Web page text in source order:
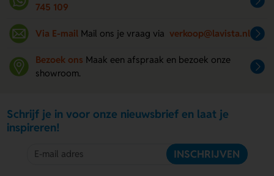
745 109
Via E-mail Mail ons je vraag via verkoop@lavista.nl
Bezoek ons Maak een afspraak en bezoek onze
showroom.
Schrijf je in voor onze nieuwsbrief en laat je
inspireren!
INSCHRIJVEN